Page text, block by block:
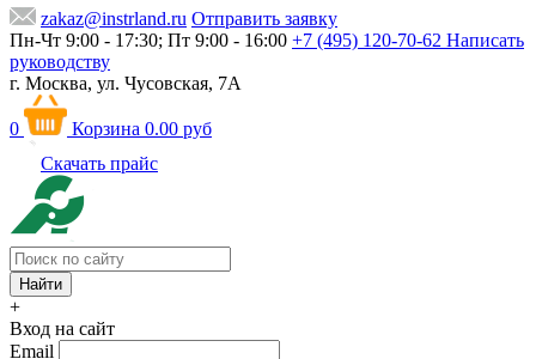
zakaz@instrland.ru Отправить заявку
Пн-Чт 9:00 - 17:30; Пт 9:00 - 16:00 +7 (495) 120-70-62 Написать
руководству
г. Москва, ул. Чусовская, 7А
0 Корзина 0.00 руб
Скачать прайс
+
Вход на сайт
Email